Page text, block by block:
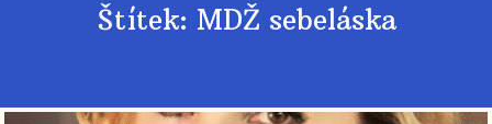
Štítek: MDŽ sebeláska